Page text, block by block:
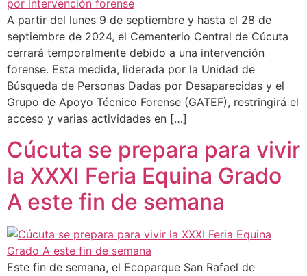
A partir del lunes 9 de septiembre y hasta el 28 de
septiembre de 2024, el Cementerio Central de Cúcuta
cerrará temporalmente debido a una intervención
forense. Esta medida, liderada por la Unidad de
Búsqueda de Personas Dadas por Desaparecidas y el
Grupo de Apoyo Técnico Forense (GATEF), restringirá el
acceso y varias actividades en […]
Cúcuta se prepara para vivir
la XXXI Feria Equina Grado
A este fin de semana
Este fin de semana, el Ecoparque San Rafael de